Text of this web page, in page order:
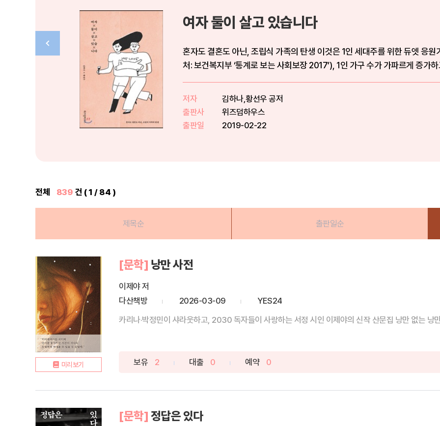
여자 둘이 살고 있습니다
혼자도 결혼도 아닌, 조립식 가족의 탄생 이것은 1인 세대주를 위한 듀엣 응
처: 보건복지부 ‘통계로 보는 사회보장 2017’), 1인 가구 수가 가파르게 증가
저자
김하나,황선우 공저
출판사
위즈덤하우스
출판일
2019-02-22
전체 839 건 ( 1 / 84 )
제목순 출판일순
미리보기
[문학] 낭만 사전
이제야 저
다산책방
2026-03-09
YES24
카리나·박정민이 샤라웃하고, 2030 독자들이 사랑하는 서정 시인 이제야의 신작 산문집 낭만 없는 낭
보유 2 대출 0 예약 0
[문학] 정답은 있다